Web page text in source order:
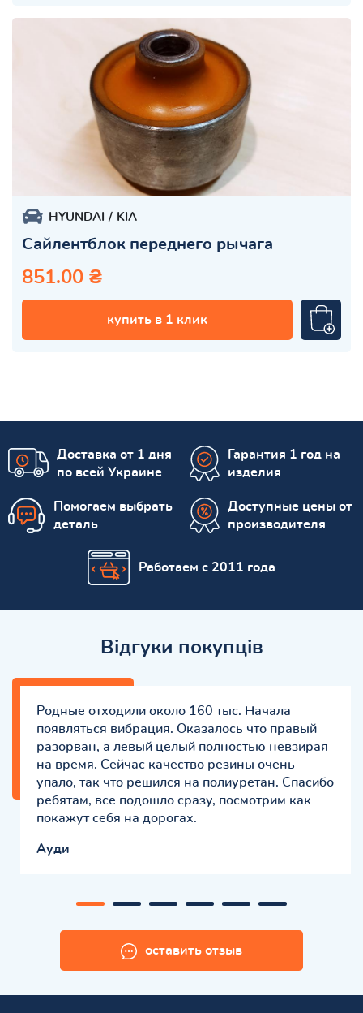
HYUNDAI KIA
Сайлентблок переднего рычага
851.00 ₴
купить в 1 клик
Доставка от 1 дня
по всей Украине
Гарантия 1 год на
изделия
Помогаем выбрать
деталь
Доступные цены от
производителя
Работаем с 2011 года
Відгуки покупців
Родные отходили около 160 тыс. Начала
появляться вибрация. Оказалось что правый
разорван, а левый целый полностью невзирая
на время. Сейчас качество резины очень
упало, так что решился на полиуретан. Спасибо
ребятам, всё подошло сразу, посмотрим как
покажут себя на дорогах.
Ауди
оставить отзыв